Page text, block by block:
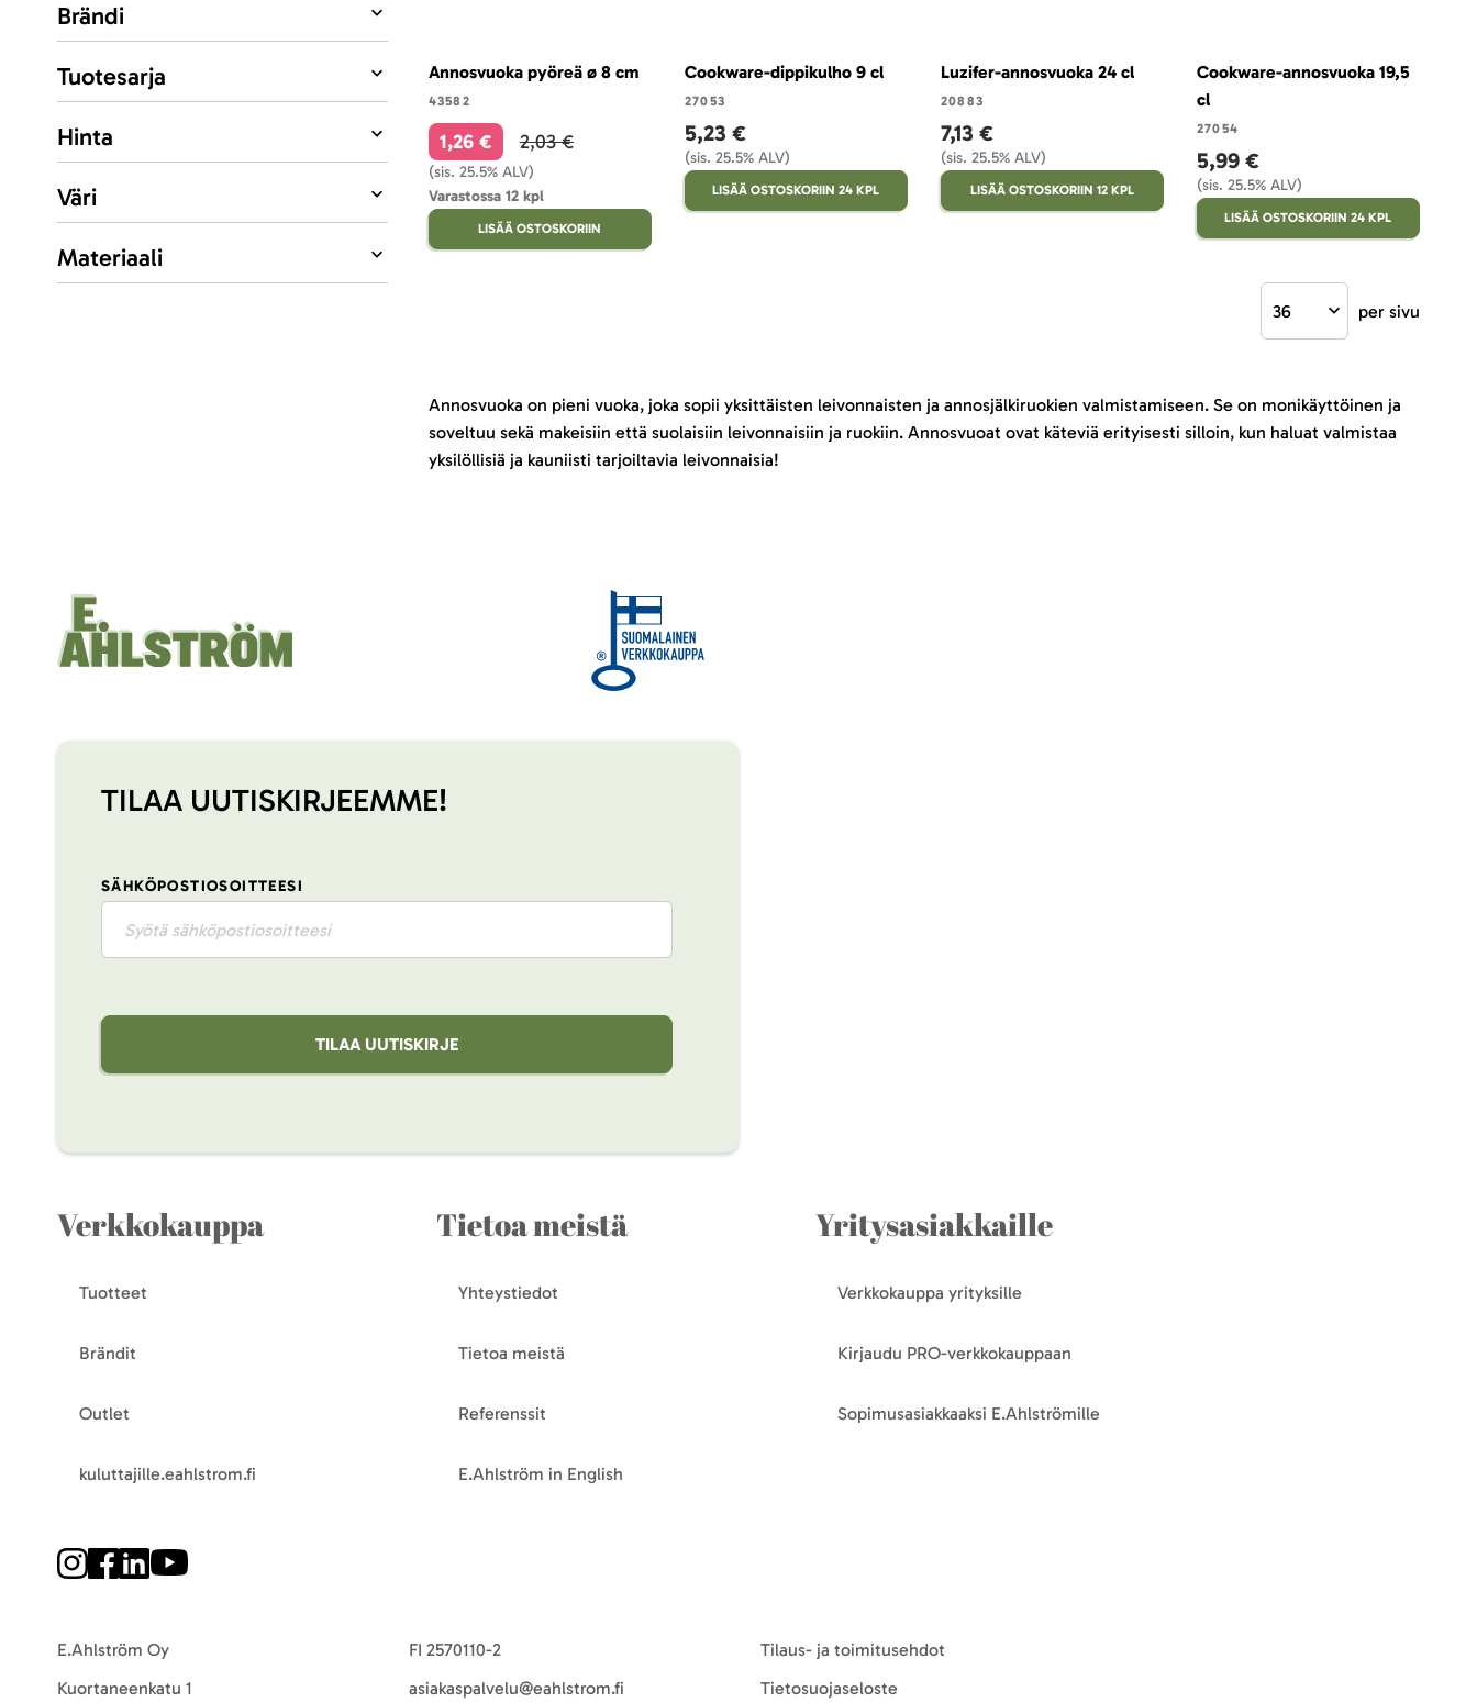
Annosvuoka pyöreä ø 8 cm
43582
1,26 € 2,03 €
(sis. 25.5% ALV)
Varastossa 12 kpl
LISÄÄ OSTOSKORIIN
Cookware-dippikulho 9 cl
27053
5,23 €
(sis. 25.5% ALV)
LISÄÄ OSTOSKORIIN 24 KPL
Luzifer-annosvuoka 24 cl
20883
7,13 €
(sis. 25.5% ALV)
LISÄÄ OSTOSKORIIN 12 KPL
Cookware-annosvuoka 19,5
cl
27054
5,99 €
(sis. 25.5% ALV)
LISÄÄ OSTOSKORIIN 24 KPL
per sivu
Annosvuoka on pieni vuoka, joka sopii yksittäisten leivonnaisten ja annosjälkiruokien valmistamiseen. Se on monikäyttöinen ja
soveltuu sekä makeisiin että suolaisiin leivonnaisiin ja ruokiin. Annosvuoat ovat käteviä erityisesti silloin, kun haluat valmistaa
yksilöllisiä ja kauniisti tarjoiltavia leivonnaisia!
Brändi
Tuotesarja
Hinta
Väri
Materiaali
TILAA UUTISKIRJEEMME!
SÄHKÖPOSTIOSOITTEESI
TILAA UUTISKIRJE
Verkkokauppa
Tuotteet
Brändit
Outlet
kuluttajille.eahlstrom.fi
Tietoa meistä
Yhteystiedot
Tietoa meistä
Referenssit
E.Ahlström in English
Yritysasiakkaille
Verkkokauppa yrityksille
Kirjaudu PRO-verkkokauppaan
Sopimusasiakkaaksi E.Ahlströmille
E.Ahlström Oy
Kuortaneenkatu 1
FI 2570110-2
asiakaspalvelu@eahlstrom.fi
Tilaus- ja toimitusehdot
Tietosuojaseloste